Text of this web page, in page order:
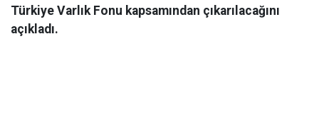
Türkiye Varlık Fonu kapsamından çıkarılacağını
açıkladı.